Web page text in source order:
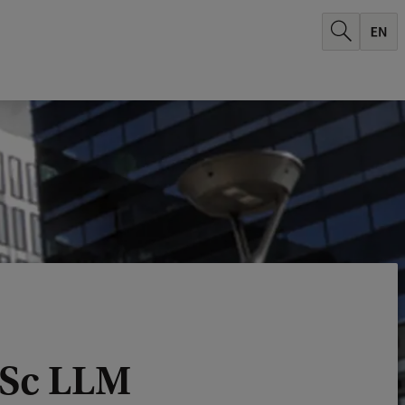
LLM